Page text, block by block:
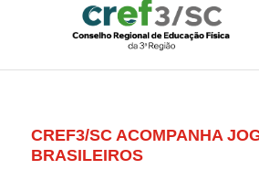
CREF3/SC ACOMPANHA
BRASILEIROS